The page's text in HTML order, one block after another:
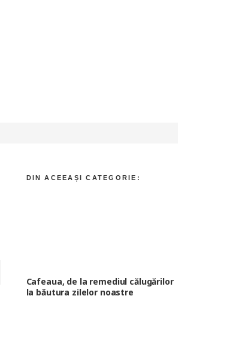
Cafeaua, de la remediul călugărilor
la băutura zilelor noastre